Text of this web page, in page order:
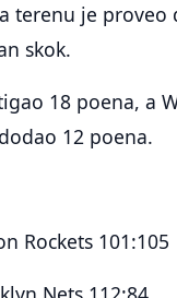
terenu je
skok.
18 poena, a
12 poena.
Rockets 101:105